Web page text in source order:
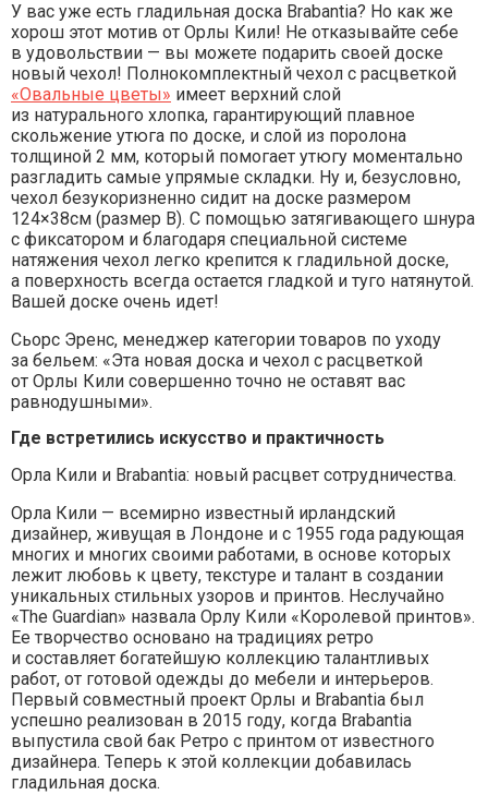
У вас уже есть гладильная доска Brabantia? Но как же
хорош этот мотив от Орлы Кили! Не отказывайте себе
в удовольствии — вы можете подарить своей доске
новый чехол! Полнокомплектный чехол с расцветкой
«Овальные цветы» имеет верхний слой
из натурального хлопка, гарантирующий плавное
скольжение утюга по доске, и слой из поролона
толщиной 2 мм, который помогает утюгу моментально
разгладить самые упрямые складки. Ну и, безусловно,
чехол безукоризненно сидит на доске размером
124×38см (размер B). С помощью затягивающего шнура
с фиксатором и благодаря специальной системе
натяжения чехол легко крепится к гладильной доске,
а поверхность всегда остается гладкой и туго натянутой.
Вашей доске очень идет!
Сьорс Эренс, менеджер категории товаров по уходу
за бельем: «Эта новая доска и чехол с расцветкой
от Орлы Кили совершенно точно не оставят вас
равнодушными».
Где встретились искусство и практичность
Орла Кили и Brabantia: новый расцвет сотрудничества.
Орла Кили — всемирно известный ирландский
дизайнер, живущая в Лондоне и с 1955 года радующая
многих и многих своими работами, в основе которых
лежит любовь к цвету, текстуре и талант в создании
уникальных стильных узоров и принтов. Неслучайно
«The Guardian» назвала Орлу Кили «Королевой принтов».
Ее творчество основано на традициях ретро
и составляет богатейшую коллекцию талантливых
работ, от готовой одежды до мебели и интерьеров.
Первый совместный проект Орлы и Brabantia был
успешно реализован в 2015 году, когда Brabantia
выпустила свой бак Ретро с принтом от известного
дизайнера. Теперь к этой коллекции добавилась
гладильная доска.